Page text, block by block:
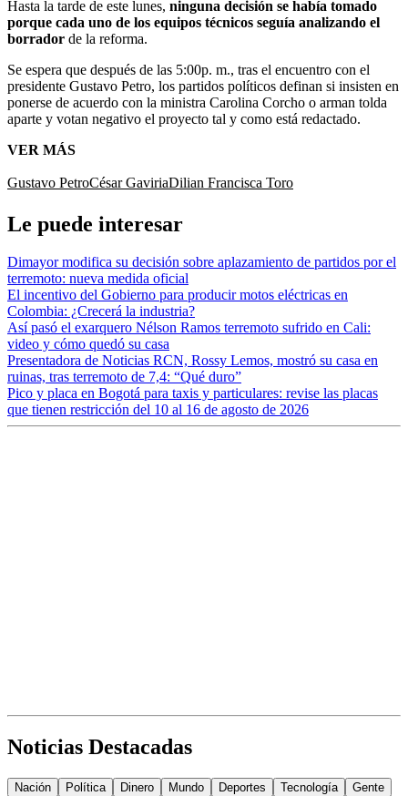
Hasta la tarde de este lunes, ninguna decisión se había tomado
porque cada uno de los equipos técnicos seguía analizando el
borrador de la reforma.
Se espera que después de las 5:00p. m., tras el encuentro con el
presidente Gustavo Petro, los partidos políticos definan si insisten en
ponerse de acuerdo con la ministra Carolina Corcho o arman tolda
aparte y votan negativo el proyecto tal y como está redactado.
VER MÁS
Gustavo PetroCésar GaviriaDilian Francisca Toro
Le puede interesar
Dimayor modifica su decisión sobre aplazamiento de partidos por el
terremoto: nueva medida oficial
El incentivo del Gobierno para producir motos eléctricas en
Colombia: ¿Crecerá la industria?
Así pasó el exarquero Nélson Ramos terremoto sufrido en Cali:
video y cómo quedó su casa
Presentadora de Noticias RCN, Rossy Lemos, mostró su casa en
ruinas, tras terremoto de 7,4: “Qué duro”
Pico y placa en Bogotá para taxis y particulares: revise las placas
que tienen restricción del 10 al 16 de agosto de 2026
Noticias Destacadas
Nación Política Dinero Mundo Deportes Tecnología Gente